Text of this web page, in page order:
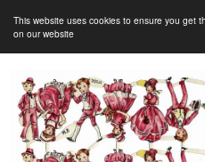
This website uses cookies to ensure you get
on our website